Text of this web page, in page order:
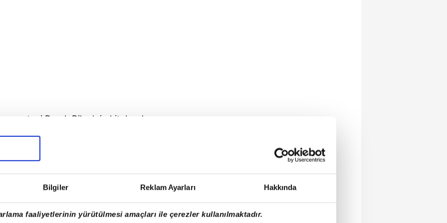
Bilgiler Reklam Ayarları Hakkında
faaliyetlerinin yürütülmesi amaçları ile çerezler kullanılmaktadır.
gazeteci Burak Bilge'nin kitabından
bu skandal da.
En son ilginç bir istihbarat ulaştı
yazarımızın Bodrum'da bir evi varmış.
saray yavrusu.